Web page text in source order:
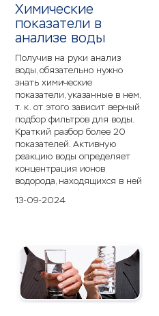
Химические
показатели в
анализе воды
Получив на руки анализ
воды, обязательно нужно
знать химические
показатели, указанные в нем,
т. к. от этого зависит верный
подбор фильтров для воды.
Краткий разбор более 20
показателей. Активную
реакцию воды определяет
концентрация ионов
водорода, находящихся в ней
13-09-2024